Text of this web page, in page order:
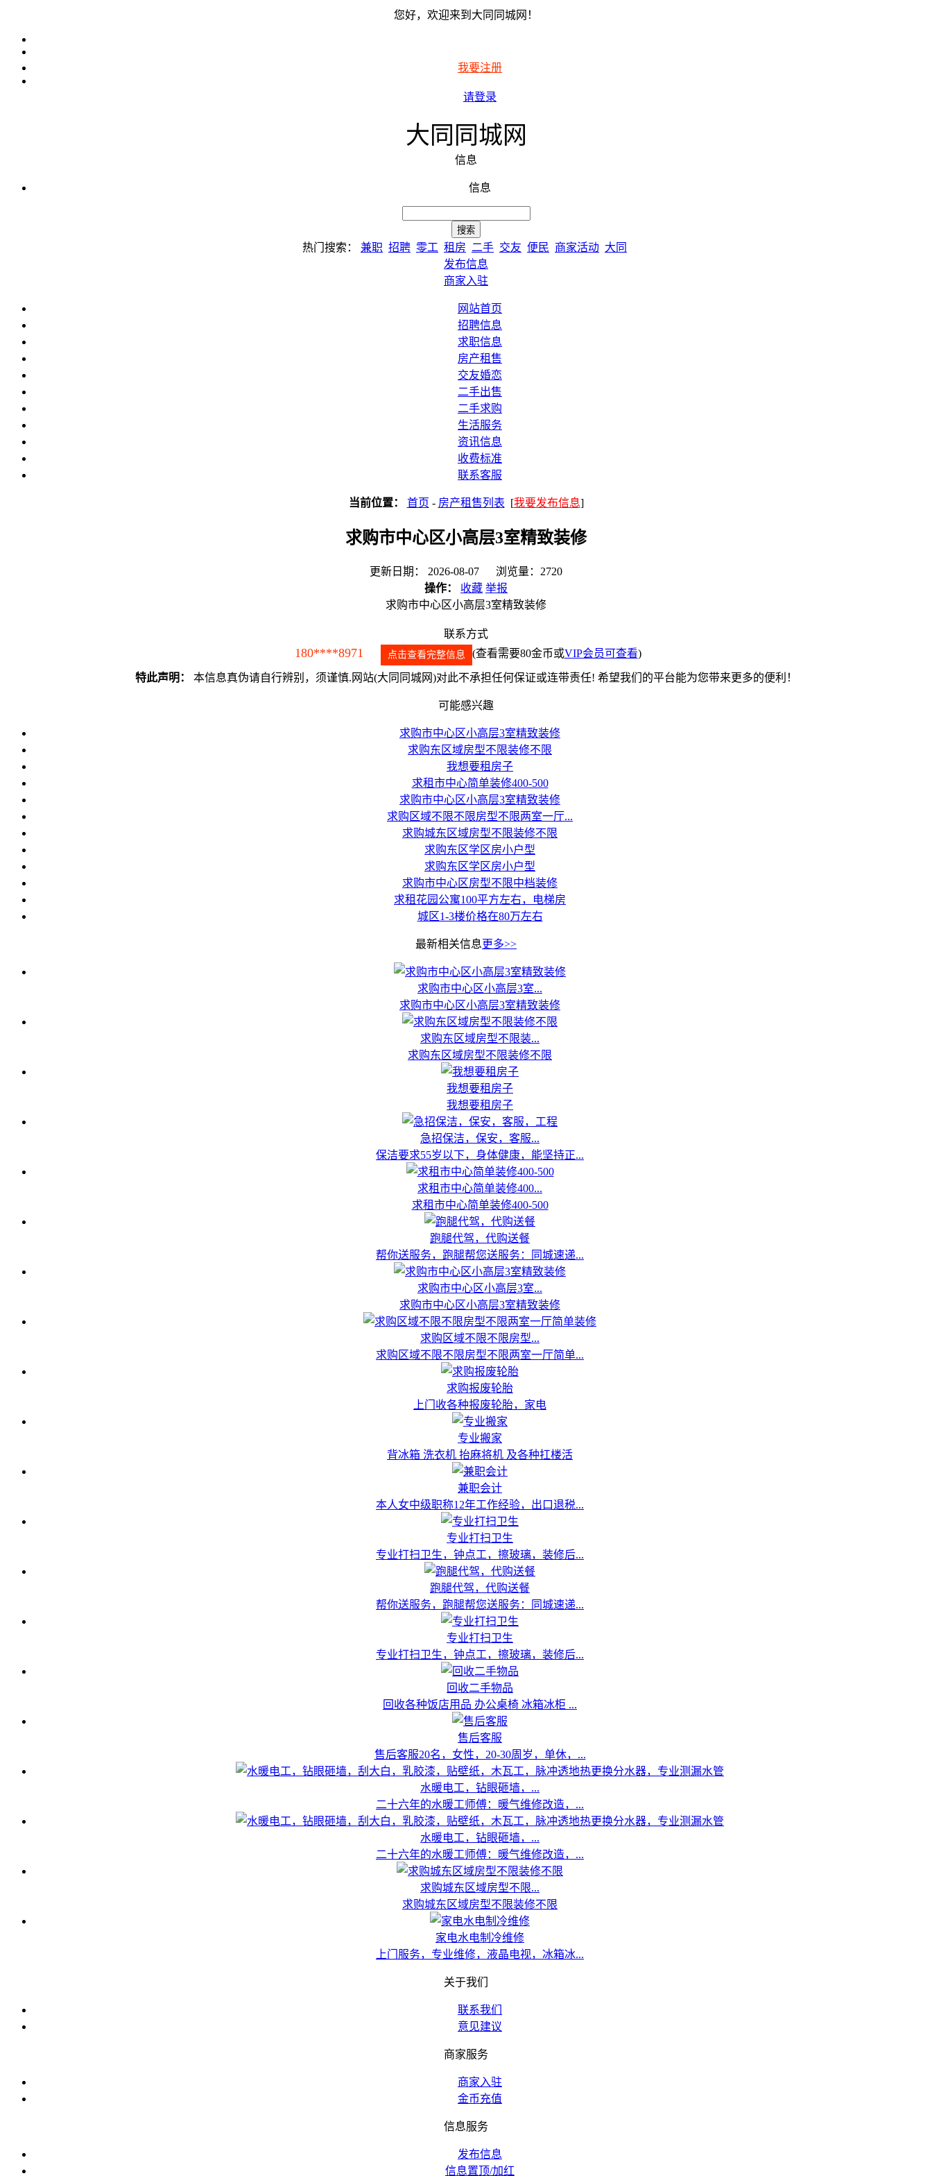
您好，欢迎来到大同同城网！
我要注册
请登录
大同同城网
信息
信息
热门搜索： 兼职 招聘 零工 租房 二手 交友 便民 商家活动 大同
发布信息
商家入驻
网站首页
招聘信息
求职信息
房产租售
交友婚恋
二手出售
二手求购
生活服务
资讯信息
收费标准
联系客服
当前位置： 首页 - 房产租售列表 [我要发布信息]
求购市中心区小高层3室精致装修
更新日期： 2026-08-07 浏览量：2720
操作：
收藏 举报
求购市中心区小高层3室精致装修
联系方式
180****8971 点击查看完整信息 (查看需要80金币或VIP会员可查看)
特此声明： 本信息真伪请自行辨别，须谨慎.网站(大同同城网)对此不承担任何保证或连带责任! 希望我们的平台能为您带来更多的便利！
可能感兴趣
求购市中心区小高层3室精致装修
求购东区域房型不限装修不限
我想要租房子
求租市中心简单装修400-500
求购市中心区小高层3室精致装修
求购区域不限不限房型不限两室一厅...
求购城东区域房型不限装修不限
求购东区学区房小户型
求购东区学区房小户型
求购市中心区房型不限中档装修
求租花园公寓100平方左右，电梯房
城区1-3楼价格在80万左右
最新相关信息更多>>
求购市中心区小高层3室...
求购市中心区小高层3室精致装修
求购东区域房型不限装...
求购东区域房型不限装修不限
我想要租房子
我想要租房子
急招保洁，保安，客服...
保洁要求55岁以下，身体健康，能坚持正...
求租市中心简单装修400...
求租市中心简单装修400-500
跑腿代驾，代购送餐
帮你送服务，跑腿帮您送服务：同城速递...
求购市中心区小高层3室...
求购市中心区小高层3室精致装修
求购区域不限不限房型...
求购区域不限不限房型不限两室一厅简单...
求购报废轮胎
上门收各种报废轮胎，家电
专业搬家
背冰箱 洗衣机 抬麻将机 及各种扛楼活
兼职会计
本人女中级职称12年工作经验，出口退税...
专业打扫卫生
专业打扫卫生，钟点工，擦玻璃，装修后...
跑腿代驾，代购送餐
帮你送服务，跑腿帮您送服务：同城速递...
专业打扫卫生
专业打扫卫生，钟点工，擦玻璃，装修后...
回收二手物品
回收各种饭店用品 办公桌椅 冰箱冰柜 ...
售后客服
售后客服20名，女性，20-30周岁，单休，...
水暖电工，钻眼砸墙，...
二十六年的水暖工师傅：暖气维修改造，...
水暖电工，钻眼砸墙，...
二十六年的水暖工师傅：暖气维修改造，...
求购城东区域房型不限...
求购城东区域房型不限装修不限
家电水电制冷维修
上门服务，专业维修，液晶电视，冰箱冰...
关于我们
联系我们
意见建议
商家服务
商家入驻
金币充值
信息服务
发布信息
信息置顶/加红